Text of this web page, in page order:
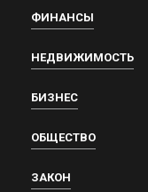
ФИНАНСЫ
НЕДВИЖИМОСТЬ
БИЗНЕС
ОБЩЕСТВО
ЗАКОН